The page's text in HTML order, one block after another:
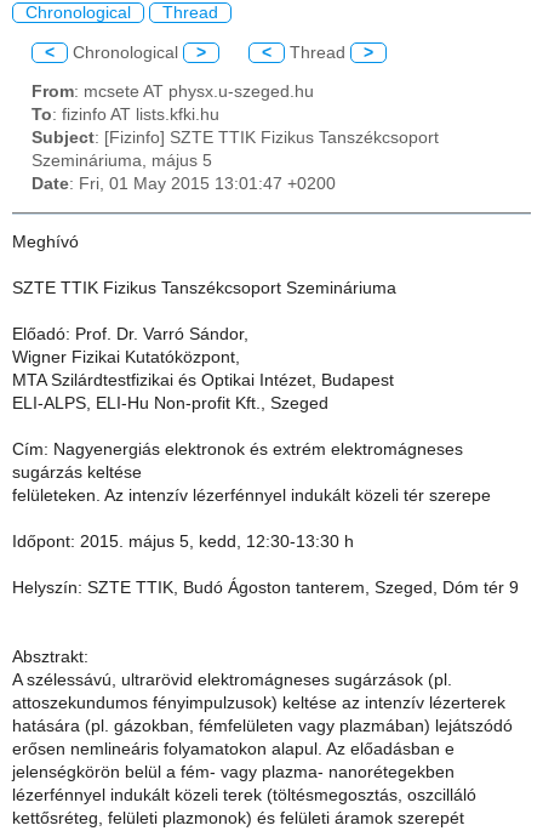
Chronological Thread
< Chronological > < Thread >
From: mcsete AT physx.u-szeged.hu
To: fizinfo AT lists.kfki.hu
Subject: [Fizinfo] SZTE TTIK Fizikus Tanszékcsoport
Szemináriuma, május 5
Date: Fri, 01 May 2015 13:01:47 +0200
Meghívó
SZTE TTIK Fizikus Tanszékcsoport Szemináriuma
Előadó: Prof. Dr. Varró Sándor,
Wigner Fizikai Kutatóközpont,
MTA Szilárdtestfizikai és Optikai Intézet, Budapest
ELI-ALPS, ELI-Hu Non-profit Kft., Szeged
Cím: Nagyenergiás elektronok és extrém elektromágneses
sugárzás keltése
felületeken. Az intenzív lézerfénnyel indukált közeli tér szerepe
Időpont: 2015. május 5, kedd, 12:30-13:30 h
Helyszín: SZTE TTIK, Budó Ágoston tanterem, Szeged, Dóm tér 9
Absztrakt:
A szélessávú, ultrarövid elektromágneses sugárzások (pl.
attoszekundumos fényimpulzusok) keltése az intenzív lézerterek
hatására (pl. gázokban, fémfelületen vagy plazmában) lejátszódó
erősen nemlineáris folyamatokon alapul. Az előadásban e
jelenségkörön belül a fém- vagy plazma- nanorétegekben
lézerfénnyel indukált közeli terek (töltésmegosztás, oszcilláló
kettősréteg, felületi plazmonok) és felületi áramok szerepét